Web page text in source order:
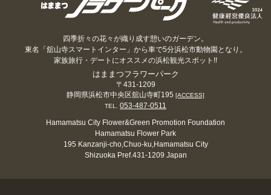
四季折々の花々が織り成す憩いのガーデン。
東名「舘山寺スマートインター」から車で5分浜松市動物園となり。
家族旅行・デートにオススメの浜松観光スポット!!
はままつフラワーパーク
〒431-1209
静岡県浜松市中央区舘山寺町195 [ACCESS]
TEL. 053-487-0511
Hamamatsu City Flower&Green Promotion Foundation
Hamamatsu Flower Park
195 Kanzanji-cho,Chuo-ku,Hamamatsu City
Shizuoka Pref.431-1209 Japan